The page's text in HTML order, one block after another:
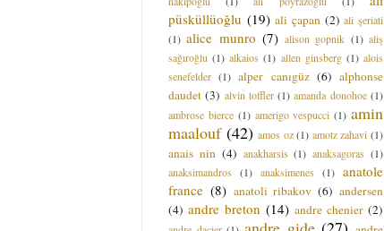
püsküllüoğlu (19) ali çapan (2) ali şeriati
(1) alice munro (7) alison gopnik (1) aliş
sağıroğlu (1) alkaios (1) allen ginsberg (1) alois
senefelder (1) alper canıgüz (6) alphonse
daudet (3) alvin toffler (1) amanda donohoe (1)
ambrose bierce (1) amerigo vespucci (1) amin
maalouf (42) amos oz (1) amotz zahavi (1)
anais nin (4) anakharsis (1) anaksagoras (1)
anaksimandros
(1) anaksimenes (1) anatole
france (8) anatoli ribakov (6) andersen
(4) andre breton (14) andre chenier (2)